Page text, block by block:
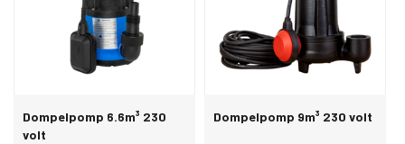
Dompelpomp 6.6m³ 230
volt
Dompelpomp 9m³ 230 volt